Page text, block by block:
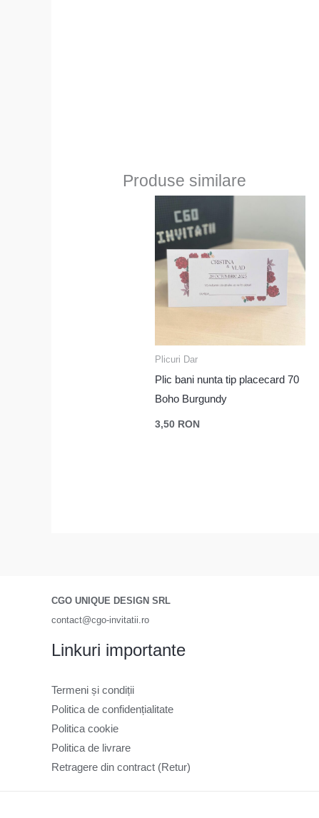
Produse similare
Plicuri Dar
Plic bani nunta tip placecard 70
Boho Burgundy
3,50 RON
CGO UNIQUE DESIGN SRL
contact@cgo-invitatii.ro
Linkuri importante
Termeni și condiții
Politica de confidențialitate
Politica cookie
Politica de livrare
Retragere din contract (Retur)